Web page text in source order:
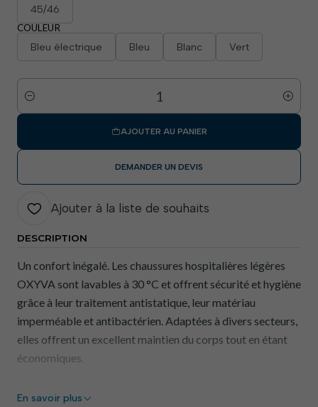
45/46
COULEUR
Bleu électrique Bleu Blanc Vert
Quantité
AJOUTER AU PANIER
DEMANDER UN DEVIS
Ajouter à la liste de souhaits
DESCRIPTION
Un confort inégalé. Les chaussures hospitalières légères
OXYVA sont lavables à 30 °C et offrent sécurité et hygiène
grâce à leur traitement antistatique, leur matériau
imperméable et antibactérien. Adaptées à divers secteurs,
elles offrent un excellent maintien du corps tout en étant
économiques.
Caractéristiques principales
En savoir plus